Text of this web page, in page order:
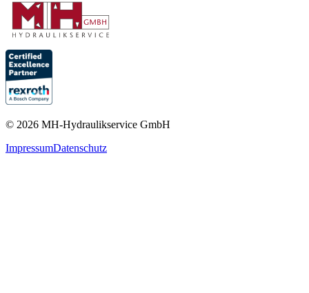
© 2026 MH-Hydraulikservice GmbH
ImpressumDatenschutz